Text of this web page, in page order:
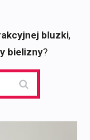
bluzki,
bielizny?